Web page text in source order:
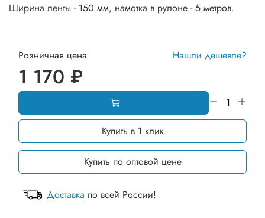
Ширина ленты - 150 мм, намотка в рулоне - 5 метров.
Розничная цена Нашли дешевле?
1 170 ₽
Купить в 1 клик
Купить по оптовой цене
Доставка по всей России!